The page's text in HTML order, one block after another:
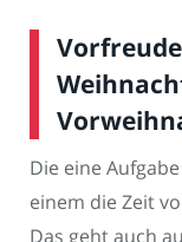
Die eine
einem die Zeit
Das geht auch